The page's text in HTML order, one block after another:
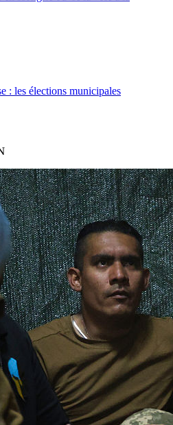
: les élections municipales